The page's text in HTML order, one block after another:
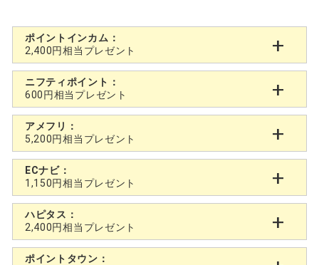
ポイントインカム：
2,400円相当プレゼント
ニフティポイント：
600円相当プレゼント
アメフリ：
5,200円相当プレゼント
ECナビ：
1,150円相当プレゼント
ハピタス：
2,400円相当プレゼント
ポイントタウン：